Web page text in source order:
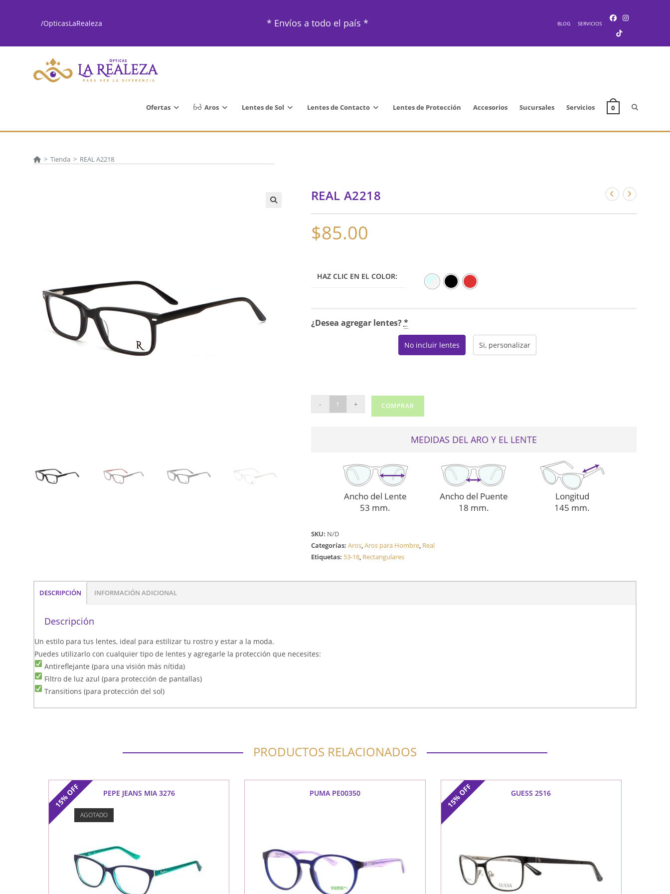
/OpticasLaRealeza * Envíos a todo el país * BLOG SERVICIOS
Ofertas Aros Lentes de Sol Lentes de Contacto Lentes de Protección Accesorios Sucursales Servicios 0 Alternar
la
> Tienda > REAL A2218
REAL A2218
$85.00
HAZ CLIC EN EL COLOR:
¿Desea agregar lentes?*
No incluir lentes Si, personalizar
A2218
- + COMPRAR
MEDIDAS DEL ARO Y EL LENTE
Ancho del Lente
53 mm.
Ancho del Puente
18 mm.
Longitud
145 mm.
SKU: N/D
Categorías: Aros,Aros para Hombre, Real
Etiquetas: 53-18, Rectangulares
DESCRIPCIÓN INFORMACIÓN ADICIONAL
Descripción
Un estilo para tus lentes, ideal para estilizar tu rostro y estar a la moda.
Puedes utilizarlo con cualquier tipo de lentes y agregarle la protección que necesites:
Antireflejante (para una visión más nítida)
Filtro de luz azul (para protección de pantallas)
Transitions (para protección del sol)
PRODUCTOS RELACIONADOS
15%
OFF PEPE JEANS MIA 3276
AGOTADO
PUMA PE00350 15%
OFF GUESS 2516